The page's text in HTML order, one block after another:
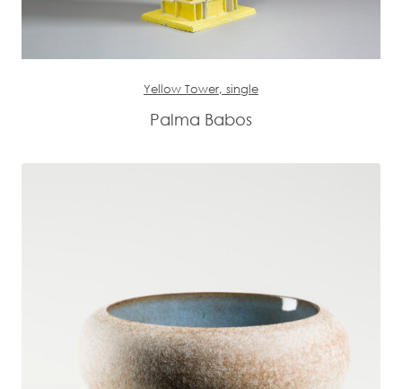
Yellow Tower, single
Palma Babos